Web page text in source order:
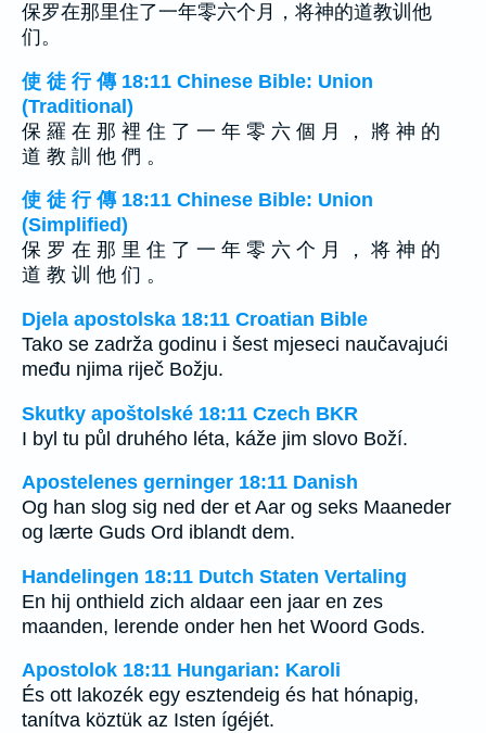
保罗在那里住了一年零六个月，将神的道教训他
们。
使 徒 行 傳 18:11 Chinese Bible: Union
(Traditional)
保 羅 在 那 裡 住 了 一 年 零 六 個 月 ， 將 神 的
道 教 訓 他 們 。
使 徒 行 傳 18:11 Chinese Bible: Union
(Simplified)
保 罗 在 那 里 住 了 一 年 零 六 个 月 ， 将 神 的
道 教 训 他 们 。
Djela apostolska 18:11 Croatian Bible
Tako se zadrža godinu i šest mjeseci naučavajući
među njima riječ Božju.
Skutky apoštolské 18:11 Czech BKR
I byl tu půl druhého léta, káže jim slovo Boží.
Apostelenes gerninger 18:11 Danish
Og han slog sig ned der et Aar og seks Maaneder
og lærte Guds Ord iblandt dem.
Handelingen 18:11 Dutch Staten Vertaling
En hij onthield zich aldaar een jaar en zes
maanden, lerende onder hen het Woord Gods.
Apostolok 18:11 Hungarian: Karoli
És ott lakozék egy esztendeig és hat hónapig,
tanítva köztük az Isten ígéjét.